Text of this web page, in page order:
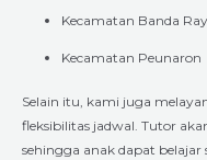
Kecamatan Banda
Kecamatan Peunaron
Selain itu, kami juga
fleksibilitas jadwal. Tutor
sehingga anak dapat